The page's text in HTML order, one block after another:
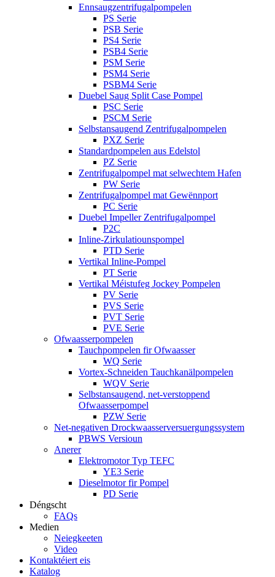
Ennsaugzentrifugalpompelen
PS Serie
PSB Serie
PS4 Serie
PSB4 Serie
PSM Serie
PSM4 Serie
PSBM4 Serie
Duebel Saug Split Case Pompel
PSC Serie
PSCM Serie
Selbstansaugend Zentrifugalpompelen
PXZ Serie
Standardpompelen aus Edelstol
PZ Serie
Zentrifugalpompel mat selwechtem Hafen
PW Serie
Zentrifugalpompel mat Gewënnport
PC Serie
Duebel Impeller Zentrifugalpompel
P2C
Inline-Zirkulatiounspompel
PTD Serie
Vertikal Inline-Pompel
PT Serie
Vertikal Méistufeg Jockey Pompelen
PV Serie
PVS Serie
PVT Serie
PVE Serie
Ofwaasserpompelen
Tauchpompelen fir Ofwaasser
WQ Serie
Vortex-Schneiden Tauchkanälpompelen
WQV Serie
Selbstansaugend, net-verstoppend
Ofwaasserpompel
PZW Serie
Net-negativen Drockwaasserversuergungssystem
PBWS Versioun
Anerer
Elektromotor Typ TEFC
YE3 Serie
Dieselmotor fir Pompel
PD Serie
Déngscht
FAQs
Medien
Neiegkeeten
Video
Kontaktéiert eis
Katalog